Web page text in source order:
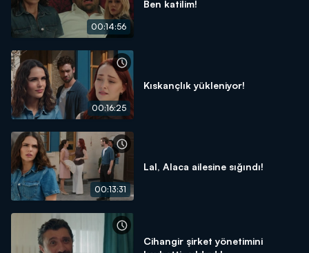
00:14:56
Ben katilim!
00:16:25
Kıskançlık yükleniyor!
00:13:31
Lal, Alaca ailesine sığındı!
Cihangir şirket yönetimini